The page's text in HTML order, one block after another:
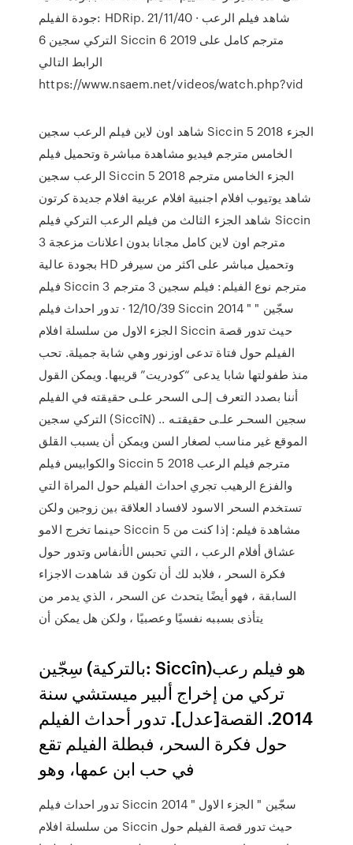
جودة الفيلم: HDRip. 21/11/40 · شاهد فيلم الرعب
التركي سجين 6 Siccin 6 2019 مترجم كامل على
الرابط التالي
https://www.nsaem.net/videos/watch.php?vid
شاهد اون لاين فيلم الرعب سجين Siccin 5 2018 الجزء
الخامس مترجم فيديو مشاهدة مباشرة وتحميل فيلم
الرعب سجين Siccin 5 2018 الجزء الخامس مترجم
شاهد يوتيوب افلام اجنبية افلام عربية افلام جديدة كرتون
شاهد الجزء الثالث من فيلم الرعب التركي فيلم Siccin
3 مترجم اون لاين كامل مجانا بدون اعلانات مزعجة
بجودة عالية HD وتحميل مباشر على اكثر من سيرفر
فيلم Siccin 3 مترجم نوع الفيلم: فيلم سجين 3 مترجم
12/10/39 · تدور احداث فيلم Siccin 2014 " سجّين "
الجزء الاول من سلسلة افلام Siccin حيث تدور قصة
الفيلم حول فتاة تدعى اوزنور وهي شابة جميلة. تحب
منذ طفولتها شابا يدعى “كودريت” قريبها. ويمكن القول
أننا بصدد التعرف إلـى السحر علـى حقيقته في الفيلم
التركي سجين (SiccîN) .. سجين السحـر علـى حقيقتـه
الموقع غير مناسب لصغار السن ويمكن أن يسبب القلق
والكوابيس فيلم Siccin 5 2018 مترجم فيلم الرعب
والفزع الرهيب تجري احداث الفيلم حول المراة التي
تستخدم السحر الاسود لافساد العلاقة بين زوجين ولكن
حينما تخرج الامو Siccin 5 مشاهدة فيلم: إذا كنت من
عشاق أفلام الرعب ، التي تحبس الأنفاس وتدور حول
فكرة السحر ، فلابد لك أن تكون قد شاهدت الاجزاء
السابقة ، فهو أيضًا يتحدث عن السحر ، الذي يدمر من
يتأذى بسببه نفسيًا وعصبيًا ، ولكن هل يمكن أن
سِجّين (بالتركية: Siccîn)‏ هو فيلم رعب
تركي من إخراج ألبير ميستشي سنة
2014. القصة[عدل]. تدور أحداث الفيلم
حول فكرة السحر، فبطلة الفيلم تقع
تدور احداث فيلم Siccin 2014 " سجّين " الجزء الاول
من سلسلة افلام Siccin حيث تدور قصة الفيلم حول